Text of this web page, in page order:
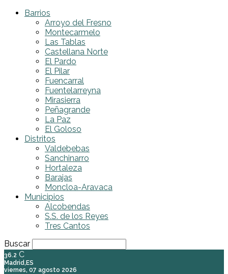
Barrios
Arroyo del Fresno
Montecarmelo
Las Tablas
Castellana Norte
El Pardo
El Pilar
Fuencarral
Fuentelarreyna
Mirasierra
Peñagrande
La Paz
El Goloso
Distritos
Valdebebas
Sanchinarro
Hortaleza
Barajas
Moncloa-Aravaca
Municipios
Alcobendas
S.S. de los Reyes
Tres Cantos
Buscar
36.2 C
Madrid,ES
viernes, 07 agosto 2026